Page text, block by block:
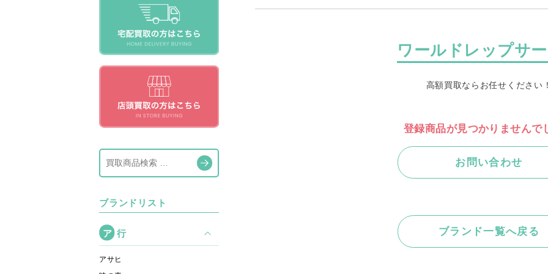
ブランドリスト
ア 行
アサヒ
ワールドレップサ
高額買取ならお任せください！
登録商品が見つかりませんで
お問い合わせ
ブランド一覧へ戻る